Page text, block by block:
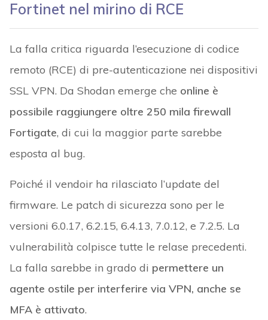
Fortinet nel mirino di RCE
La falla critica riguarda l’esecuzione di codice
remoto (RCE) di pre-autenticazione nei dispositivi
SSL VPN. Da Shodan emerge che online è
possibile raggiungere oltre 250 mila firewall
Fortigate, di cui la maggior parte sarebbe
esposta al bug.
Poiché il vendoir ha rilasciato l’update del
firmware. Le patch di sicurezza sono per le
versioni 6.0.17, 6.2.15, 6.4.13, 7.0.12, e 7.2.5. La
vulnerabilità colpisce tutte le relase precedenti.
La falla sarebbe in grado di permettere un
agente ostile per interferire via VPN, anche se
MFA è attivato.